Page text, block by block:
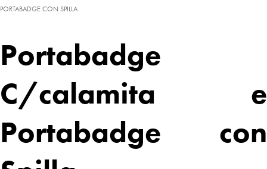
PORTABADGE CON SPILLA
Portabadge
C/calamita e
Portabadge con